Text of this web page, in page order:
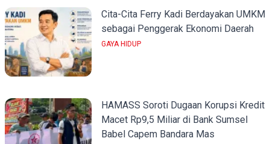
Cita-Cita Ferry Kadi Berdayakan UMKM
sebagai Penggerak Ekonomi Daerah
GAYA HIDUP
HAMASS Soroti Dugaan Korupsi Kredit
Macet Rp9,5 Miliar di Bank Sumsel
Babel Capem Bandara Mas